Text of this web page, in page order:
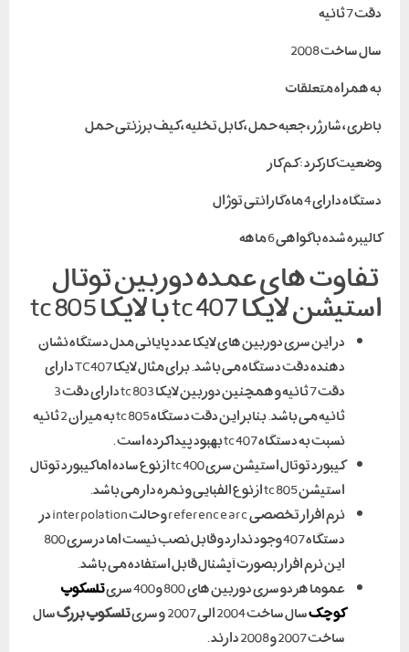
دقت 7 ثانیه
سال ساخت 2008
به همراه متعلقات
باطری ، شارژر ، جعبه حمل ، کابل تخلیه ، کیف برزنتی حمل
وضعیت کارکرد : کم کار
دستگاه دارای 4 ماه گارانتی توژال
کالیبره شده با گواهی 6 ماهه
تفاوت های عمده دوربین توتال
استیشن لایکا tc407 با لایکا tc805
در این سری دوربین ها ی لایکا عدد پایانی مدل دستگاه نشان
دهنده دقت دستگاه می باشد. برای مثال لایکا TC407 دارای
دقت 7 ثانیه و همچنین دوربین لایکا tc803 دارای دقت 3
ثانیه می باشد. بنابر این دقت دستگاه tc805 به میزان 2 ثانیه
نسبت به دستگاه tc407 بهبود پیدا کرده است .
کیبورد توتال استیشن سری tc400 از نوع ساده اما کیبورد توتال
استیشن tc805 از نوع الفبایی و نمره دار می باشد.
نرم افزار تخصصی reference arc و حالت interpolation در
دستگاه 407 وجود ندارد و قابل نصب نیست اما درسری 800
این نرم افزار بصورت آپشنال قابل استفاده می باشد.
عموما هر دو سری دوربین های 800 و 400 سری
تلسکوپ
کوچکسال ساخت 2004 الی 2007 و سری تلسکوپ بزرگسال
ساخت 2007 و 2008 دارند .